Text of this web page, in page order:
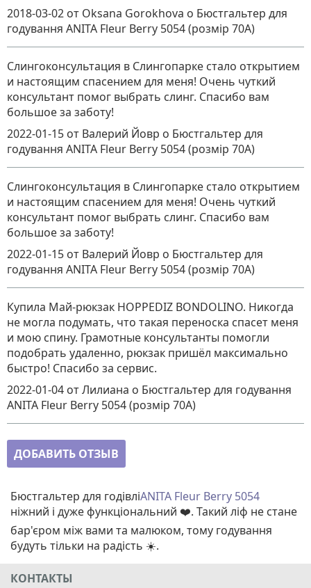
2018-03-02 от Oksana Gorokhova о Бюстгальтер для
годування ANITA Fleur Berry 5054 (розмір 70A)
Слингоконсультация в Слингопарке стало открытием
и настоящим спасением для меня! Очень чуткий
консультант помог выбрать слинг. Спасибо вам
большое за заботу!
2022-01-15 от Валерий Йовр о Бюстгальтер для
годування ANITA Fleur Berry 5054 (розмір 70A)
Слингоконсультация в Слингопарке стало открытием
и настоящим спасением для меня! Очень чуткий
консультант помог выбрать слинг. Спасибо вам
большое за заботу!
2022-01-15 от Валерий Йовр о Бюстгальтер для
годування ANITA Fleur Berry 5054 (розмір 70A)
Купила Май-рюкзак HOPPEDIZ BONDOLINO. Никогда
не могла подумать, что такая переноска спасет меня
и мою спину. Грамотные консультанты помогли
подобрать удаленно, рюкзак пришёл максимально
быстро! Спасибо за сервис.
2022-01-04 от Лилиана о Бюстгальтер для годування
ANITA Fleur Berry 5054 (розмір 70A)
ДОБАВИТЬ ОТЗЫВ
Бюстгальтер для годівліANITA Fleur Berry 5054
ніжний і дуже функціональний ❤️. Такий ліф не стане
бар'єром між вами та малюком, тому годування
будуть тільки на радість ☀️.
КОНТАКТЫ